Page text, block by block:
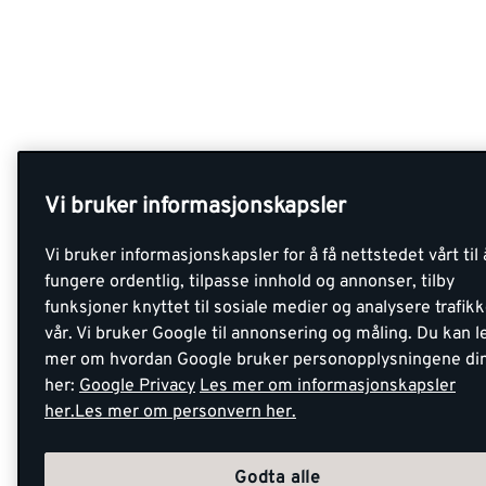
Vi bruker informasjonskapsler
Vi bruker informasjonskapsler for å få nettstedet vårt til
fungere ordentlig, tilpasse innhold og annonser, tilby
funksjoner knyttet til sosiale medier og analysere
vår. Vi bruker Google til annonsering og måling. Du kan
mer om hvordan Google bruker personopplysningene
her: Google Privacy Les mer om informasjonskapsler
her.Les mer om personvern her.
Godta alle